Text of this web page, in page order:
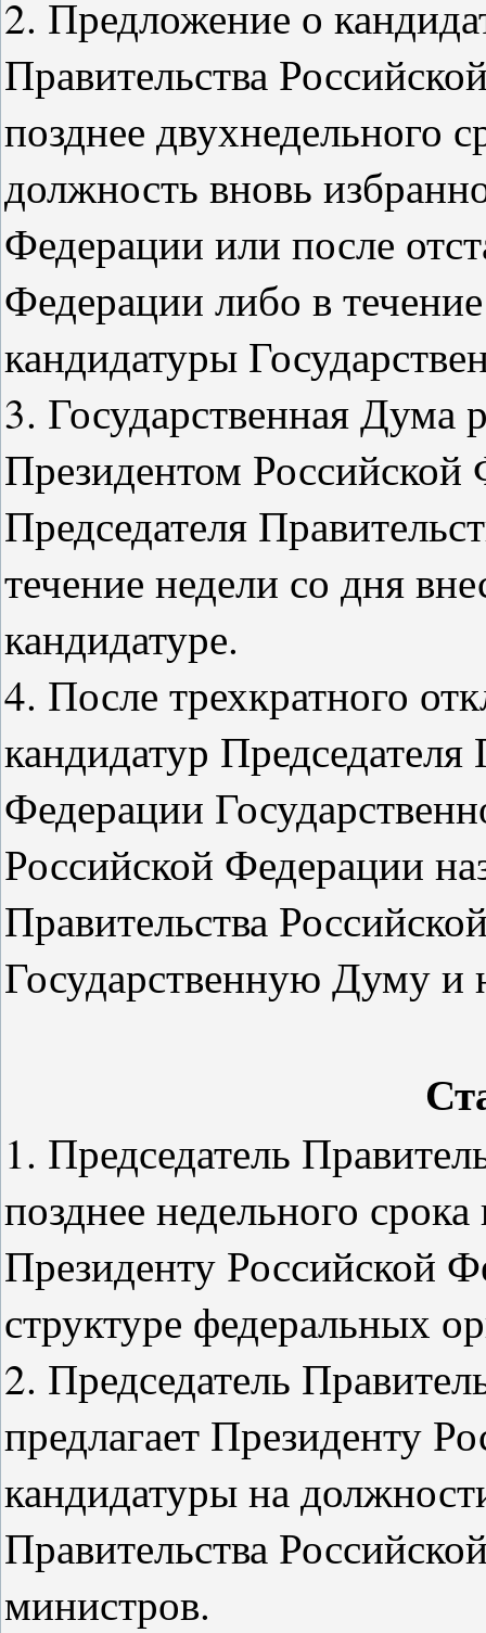
2. Предложение о
Правительства
позднее двухнедельного
должность вновь
Федерации или после
Федерации либо в
кандидатуры
3. Государственная Дума
Президентом Российской
Председателя
течение недели со дня
кандидатуре.
4. После трехкратного
кандидатур
Федерации
Российской Федерации
Правительства
Государственную Думу и
1. Председатель
позднее недельного
Президенту Российской
структуре федеральных
2. Председатель
предлагает Президенту
кандидатуры на
Правительства
министров.